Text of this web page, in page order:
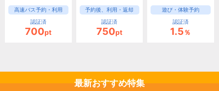
高速バス予約・利用
認証済
700pt
予約後、利用・返却
認証済
750pt
遊び・体験予約
認証済
1.5％
最新おすすめ特集